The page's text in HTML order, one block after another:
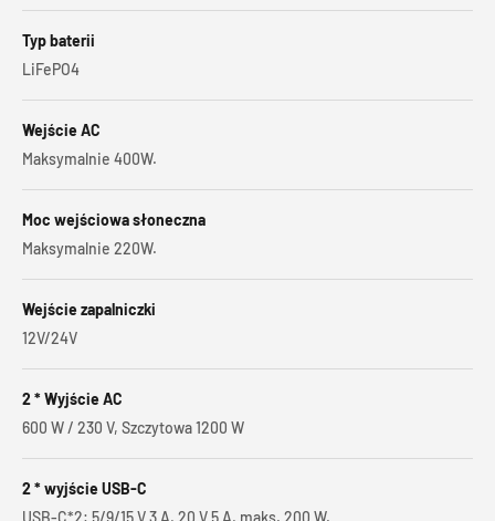
Typ baterii
LiFePO4
Wejście AC
Maksymalnie 400W.
Moc wejściowa słoneczna
Maksymalnie 220W.
Wejście zapalniczki
12V/24V
2 * Wyjście AC
600 W / 230 V, Szczytowa 1200 W
2 * wyjście USB-C
USB-C*2: 5/9/15 V 3 A, 20 V 5 A, maks. 200 W.